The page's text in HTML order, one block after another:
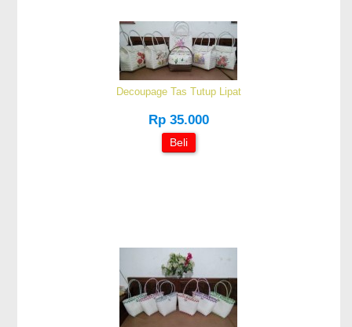
Decoupage Tas Tutup Lipat
Rp 35.000
Beli